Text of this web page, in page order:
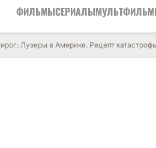
ФИЛЬМЫСЕРИАЛЫ
Лузеры в Америке. Рецепт